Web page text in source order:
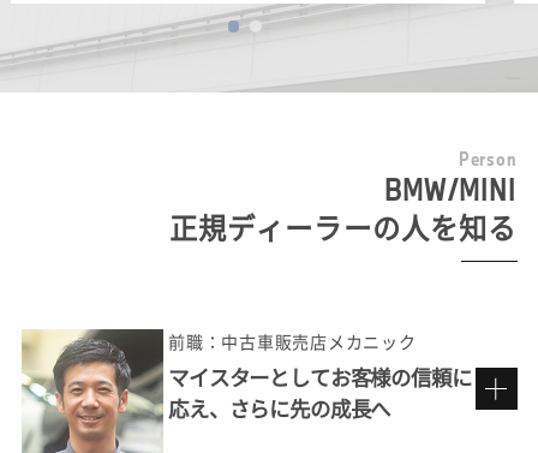
Person
BMW/MINI
正規ディーラーの人を知る
前職：中古車販売店メカニック
マイスターとしてお客様の信頼に
応え、さらに先の成長へ